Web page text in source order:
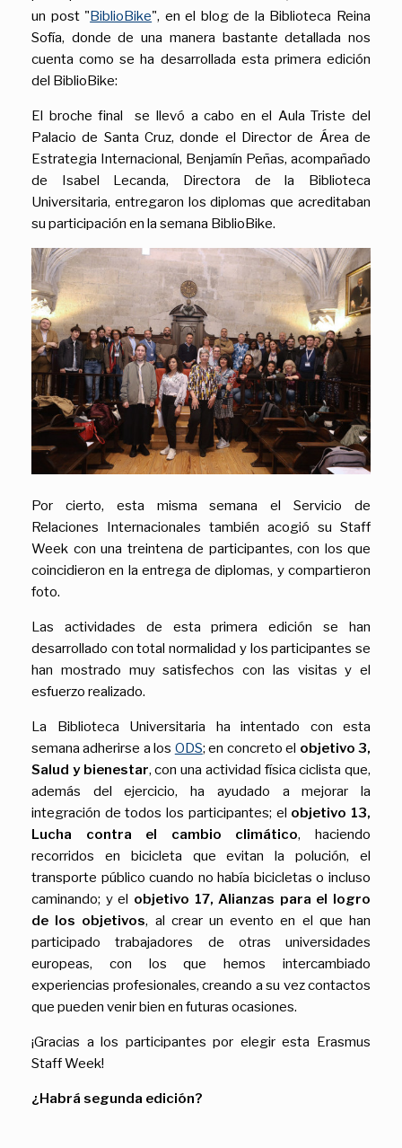
un post "BiblioBike", en el blog de la Biblioteca Reina
Sofía, donde de una manera bastante detallada nos
cuenta como se ha desarrollada esta primera edición
del BiblioBike:
El broche final se llevó a cabo en el Aula Triste del
Palacio de Santa Cruz, donde el Director de Área de
Estrategia Internacional, Benjamín Peñas, acompañado
de Isabel Lecanda, Directora de la Biblioteca
Universitaria, entregaron los diplomas que acreditaban
su participación en la semana BiblioBike.
Por cierto, esta misma semana el Servicio de
Relaciones Internacionales también acogió su Staff
Week con una treintena de participantes, con los que
coincidieron en la entrega de diplomas, y compartieron
foto.
Las actividades de esta primera edición se han
desarrollado con total normalidad y los participantes se
han mostrado muy satisfechos con las visitas y el
esfuerzo realizado.
La Biblioteca Universitaria ha intentado con esta
semana adherirse a los ODS; en concreto el objetivo 3,
Salud y bienestar, con una actividad física ciclista que,
además del ejercicio, ha ayudado a mejorar la
integración de todos los participantes; el objetivo 13,
Lucha contra el cambio climático, haciendo
recorridos en bicicleta que evitan la polución, el
transporte público cuando no había bicicletas o incluso
caminando; y el objetivo 17, Alianzas para el logro
de los objetivos, al crear un evento en el que han
participado trabajadores de otras universidades
europeas, con los que hemos intercambiado
experiencias profesionales, creando a su vez contactos
que pueden venir bien en futuras ocasiones.
¡Gracias a los participantes por elegir esta Erasmus
Staff Week!
¿Habrá segunda edición?